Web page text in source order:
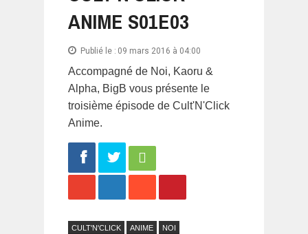
ANIME S01E03
Publié le : 09 mars 2016 à 04:00
Accompagné de Noi, Kaoru &
Alpha, BigB vous présente le
troisième épisode de Cult'N'Click
Anime.
CULT'N'CLICK ANIME NOI